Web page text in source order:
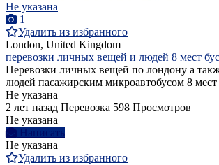
Не указана
1
Удалить из избранного
London, United Kingdom
перевозки личных вещей и людей 8 мест бус
Перевозки личных вещей по лондону а
людей пасажирским микроавтобусом 8 мест
Не указана
2 лет назад Перевозка 598 Просмотров
Не указана
Написать
Не указана
Удалить из избранного